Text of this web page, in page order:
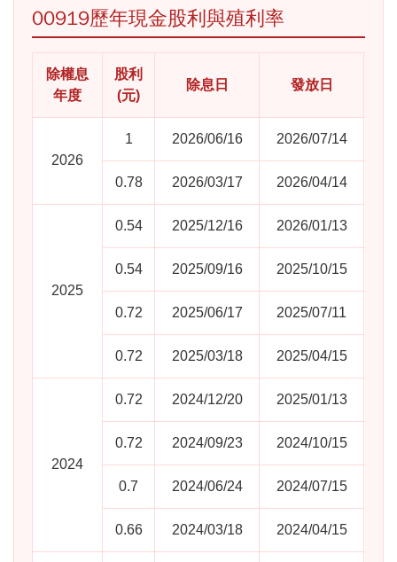
00919歷年現金股利與殖利率
除權息
年度
股利
(元)
除息日 發放日
2026
1 2026/06/16 2026/07/14
0.78 2026/03/17 2026/04/14
2025
0.54 2025/12/16 2026/01/13
0.54 2025/09/16 2025/10/15
0.72 2025/06/17 2025/07/11
0.72 2025/03/18 2025/04/15
2024
0.72 2024/12/20 2025/01/13
0.72 2024/09/23 2024/10/15
0.7 2024/06/24 2024/07/15
0.66 2024/03/18 2024/04/15